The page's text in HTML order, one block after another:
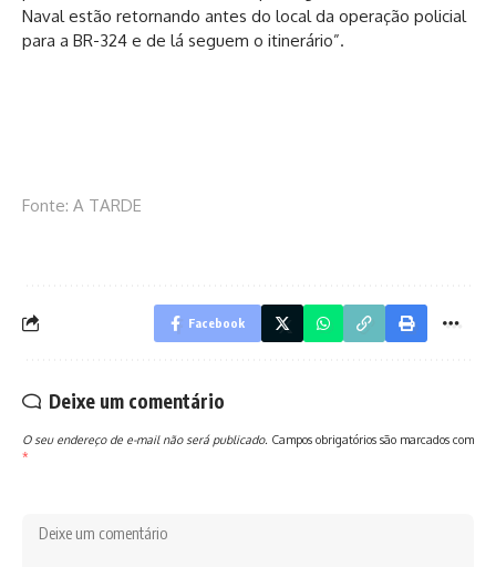
Naval estão retornando antes do local da operação policial
para a BR-324 e de lá seguem o itinerário”.
Fonte: A TARDE
Facebook
Deixe um comentário
O seu endereço de e-mail não será publicado. Campos obrigatórios são marcados com
*